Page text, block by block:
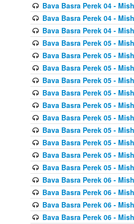
Bava Basra Perek 04 -
Bava Basra Perek 04 -
Bava Basra Perek 04 -
Bava Basra Perek 05 -
Bava Basra Perek 05 -
Bava Basra Perek 05 -
Bava Basra Perek 05 -
Bava Basra Perek 05 -
Bava Basra Perek 05 -
Bava Basra Perek 05 -
Bava Basra Perek 05 -
Bava Basra Perek 05 -
Bava Basra Perek 05 -
Bava Basra Perek 05 -
Bava Basra Perek 06 -
Bava Basra Perek 06 -
Bava Basra Perek 06 -
Bava Basra Perek 06 -